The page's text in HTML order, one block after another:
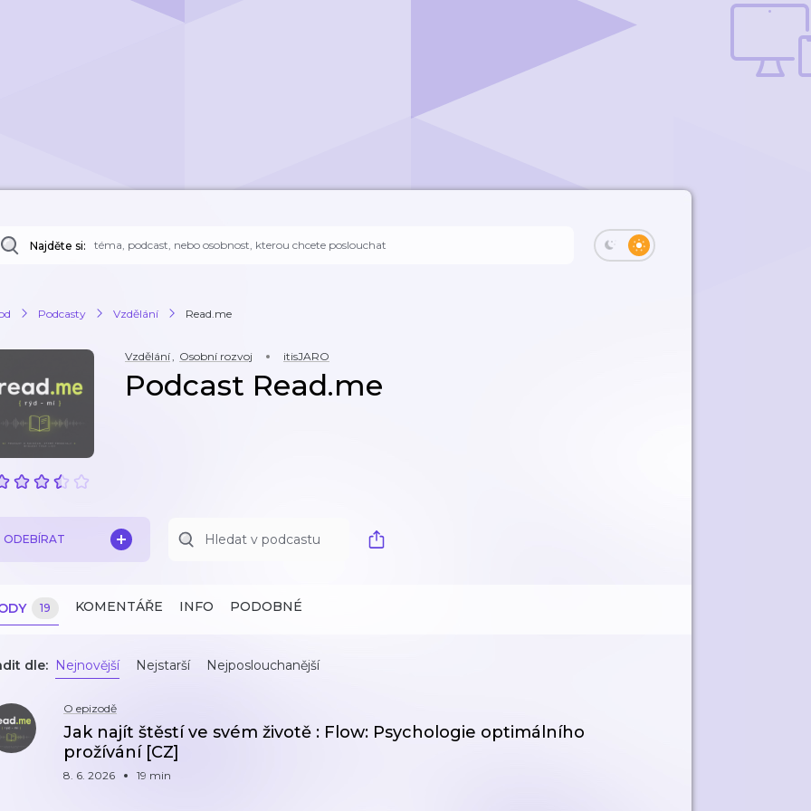
Najděte si:
Podcasty Vzdělání Read.me
Vzdělání, Osobní rozvoj itisJARO
Podcast Read.me
ODEBÍRAT
19 KOMENTÁŘE INFO PODOBNÉ
dle: Nejnovější Nejstarší Nejposlouchanější
O epizodě
Jak najít štěstí ve svém životě : Flow: Psychologie optimálního
prožívání [CZ]
8. 6. 2026 19 min